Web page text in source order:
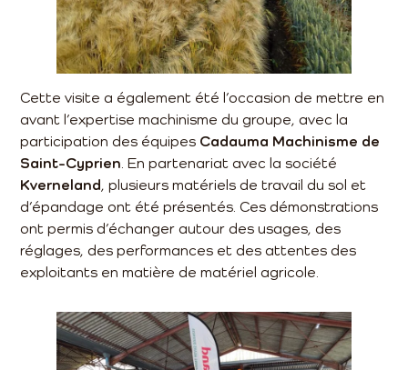
Cette visite a également été l’occasion de mettre en
avant l’expertise machinisme du groupe, avec la
participation des équipes Cadauma Machinisme de
Saint-Cyprien. En partenariat avec la société
Kverneland, plusieurs matériels de travail du sol et
d’épandage ont été présentés. Ces démonstrations
ont permis d’échanger autour des usages, des
réglages, des performances et des attentes des
exploitants en matière de matériel agricole.